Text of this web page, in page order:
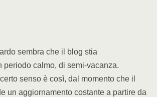
sembra che il blog stia
periodo calmo, di semi-vacanza.
senso è così, dal momento che il
un aggiornamento costante a partire da